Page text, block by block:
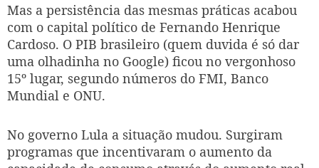
Mas a persistência das mesmas práticas acabou
com o capital político de Fernando Henrique
Cardoso. O PIB brasileiro (quem duvida é só dar
uma olhadinha no Google) ficou no vergonhoso
15º lugar, segundo números do FMI, Banco
Mundial e ONU.
No governo Lula a situação mudou. Surgiram
programas que incentivaram o aumento da